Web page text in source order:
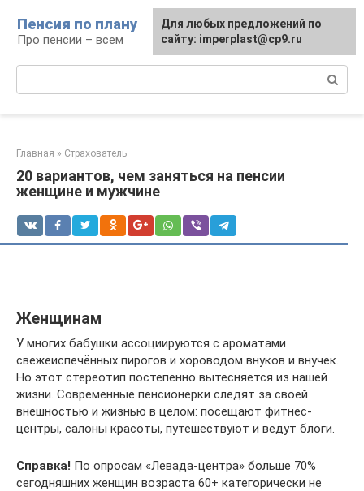
контенту
Пенсия по плану
Про пенсии – всем
Главная » Страхователь
20 вариантов, чем заняться на пенсии
женщине и мужчине
Женщинам
У многих бабушки ассоциируются с ароматами
свежеиспечённых пирогов и хороводом внуков и внучек.
Но этот стереотип постепенно вытесняется из нашей
жизни. Современные пенсионерки следят за своей
внешностью и жизнью в целом: посещают фитнес-
центры, салоны красоты, путешествуют и ведут блоги.
Справка! По опросам «Левада-центра» больше 70%
сегодняшних женщин возраста 60+ категорически не
Для любых предложений по
сайту: imperplast@cp9.ru